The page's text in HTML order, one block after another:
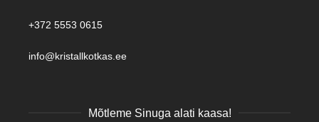
+372 5553 0615
info@kristallkotkas.ee
Mõtleme Sinuga alati kaasa!